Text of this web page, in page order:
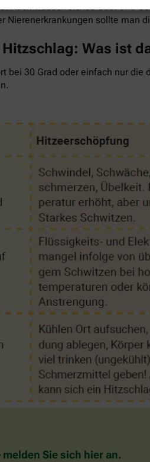
Auch wasserreiches Obst und
sollte man
Was ist
bei 30 Grad oder einfach nur
Sie sich hier an.